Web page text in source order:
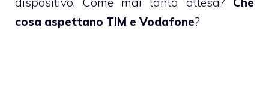
cosa aspettano TIM e Vodafone?